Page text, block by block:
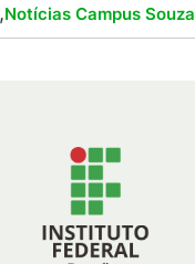
,Notícias Campus Souza